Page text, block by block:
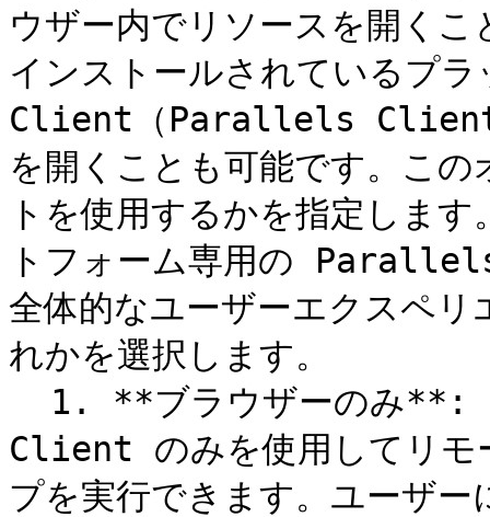
ウザー内でリソースを開く
インストールされているプ
Client（Parallels Client
を開くことも可能です。こ
トを使用するかを指定しま
トフォーム専用の
全体的なユーザーエクスペ
れかを選択します。
Client のみを使用してリモ
プを実行できます。ユーザ